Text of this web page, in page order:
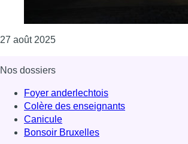
27 août 2025Consulter l'article "Une
Nos dossiers
Foyer anderlechtois
Colère des enseignants
Canicule
Bonsoir Bruxelles